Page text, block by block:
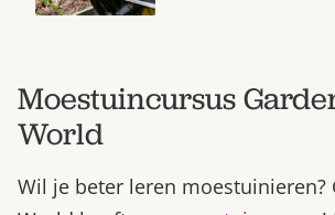
Moestuincursus
World
Wil je beter leren moestuinieren?